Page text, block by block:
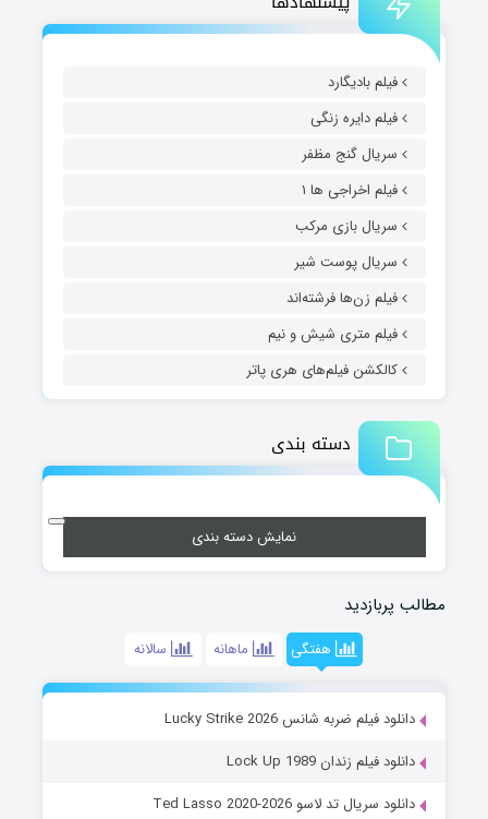
فیلم بادیگارد
فیلم دایره زنگی
سریال گنج مظفر
فیلم اخراجی ها ۱
سریال بازی مرکب
سریال پوست شیر
فیلم زن‌ها فرشته‌اند
فیلم متری شیش و نیم
کالکشن فیلم‌های هری پاتر
دسته بندی
نمایش دسته بندی
مطالب پربازدید
هفتگی ماهانه سالانه
دانلود فیلم ضربه شانس Lucky Strike 2026
دانلود فیلم زندان Lock Up 1989
دانلود سریال تد لاسو Ted Lasso 2020-2026